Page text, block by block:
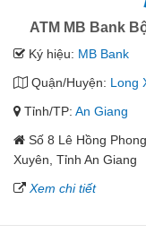
ATM MB Bank
Ký hiệu: MB Bank
Quận/Huyện: Long
Tỉnh/TP: An Giang
Số 8 Lê Hồng
Xuyên, Tỉnh An Giang
Xem chi tiết